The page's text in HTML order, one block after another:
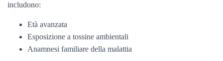
includono:
Età avanzata
Esposizione a tossine ambientali
Anamnesi familiare della malattia